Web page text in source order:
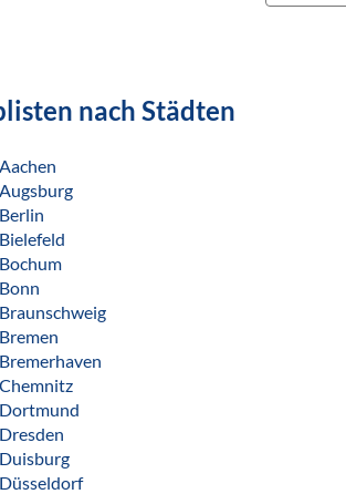
nach Städten